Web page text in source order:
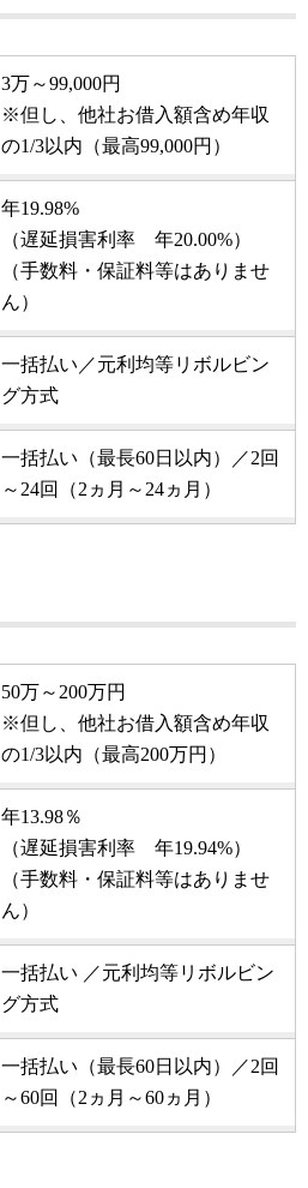
3万～99,000円
※但し、他社お借入額含め年収
の1/3以内（最高99,000円）
年19.98%
（遅延損害利率 年20.00%）
（手数料・保証料等はありませ
ん）
一括払い／元利均等リボルビン
グ方式
一括払い（最長60日以内）／2回
～24回（2ヵ月～24ヵ月）
50万～200万円
※但し、他社お借入額含め年収
の1/3以内（最高200万円）
年13.98％
（遅延損害利率 年19.94%）
（手数料・保証料等はありませ
ん）
一括払い ／元利均等リボルビン
グ方式
一括払い（最長60日以内）／2回
～60回（2ヵ月～60ヵ月）